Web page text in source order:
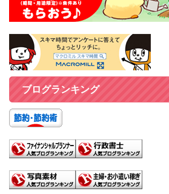
ブログランキング